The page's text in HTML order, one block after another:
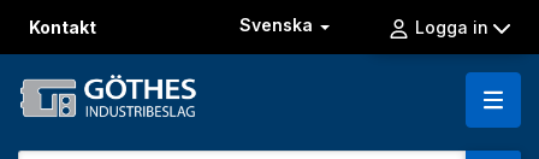
Kontakt Svenska Logga in